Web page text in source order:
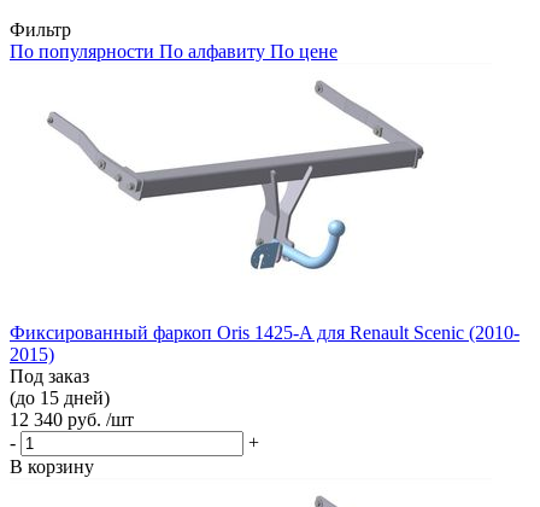
Фильтр
По популярности По алфавиту По цене
Фиксированный фаркоп Oris 1425-A для Renault Scenic (2010-
2015)
Под заказ
(до 15 дней)
12 340 руб. /шт
-
+
В корзину